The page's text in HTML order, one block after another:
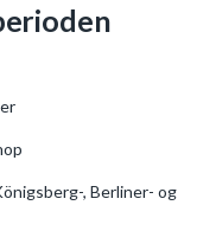
, Berliner- og